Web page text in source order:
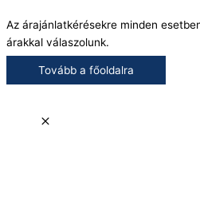
Az árajánlatkérésekre minden
árakkal válaszolunk.
Tovább a főoldalra